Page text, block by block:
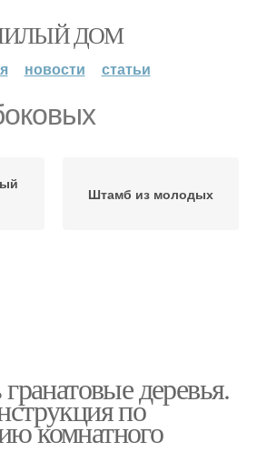
ДОМ
новости статьи
Штамб из молодых
деревья.
по
комнатного